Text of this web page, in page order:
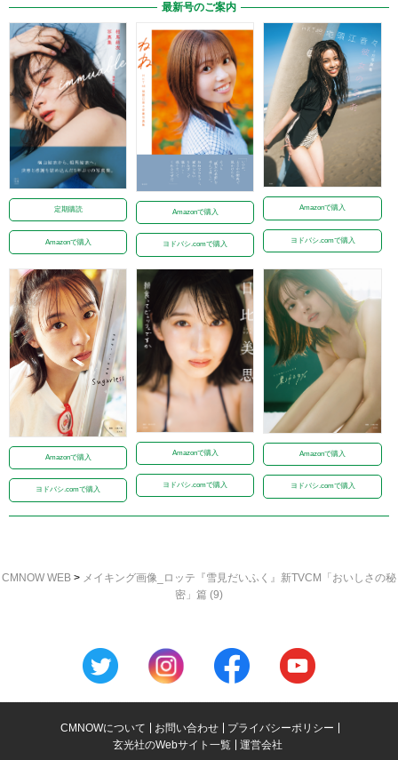
最新号のご案内
定期購読
Amazonで購入
Amazonで購入
ヨドバシ.comで購入
Amazonで購入
ヨドバシ.comで購入
Amazonで購入
ヨドバシ.comで購入
Amazonで購入
ヨドバシ.comで購入
Amazonで購入
ヨドバシ.comで購入
CMNOW WEB > メイキング画像_ロッテ『雪見だいふく』新TVCM「おいしさの秘
密」篇 (9)
CMNOWについて お問い合わせ
プライバシーポリシー
玄光社のWebサイト一覧
運営会社